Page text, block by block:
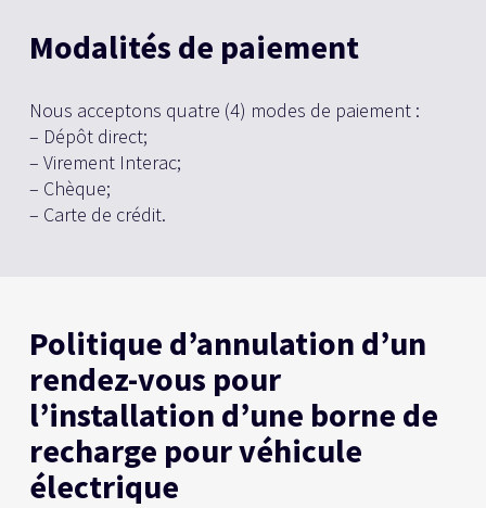
Modalités de paiement
Nous acceptons quatre (4) modes de paiement :
– Dépôt direct;
– Virement Interac;
– Chèque;
– Carte de crédit.
Politique d’annulation d’un
rendez-vous pour
l’installation d’une borne de
recharge pour véhicule
électrique